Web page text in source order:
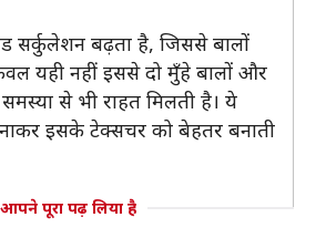
सर्कुलेशन बढ़ता है, जिससे बालों
यही नहीं इससे दो मुँहे बालों और
से भी राहत मिलती है। ये
इसके टेक्सचर को बेहतर बनाती
आपने पूरा पढ़ लिया है